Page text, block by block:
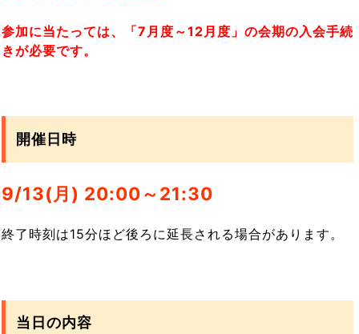
参加に当たっては、「7月度～12月度」の会期の入会手続
きが必要です。
開催日時
9/13(月) 20:00～21:30
終了時刻は15分ほど後ろに延長される場合があります。
当日の内容